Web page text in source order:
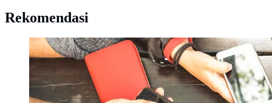
Rekomendasi